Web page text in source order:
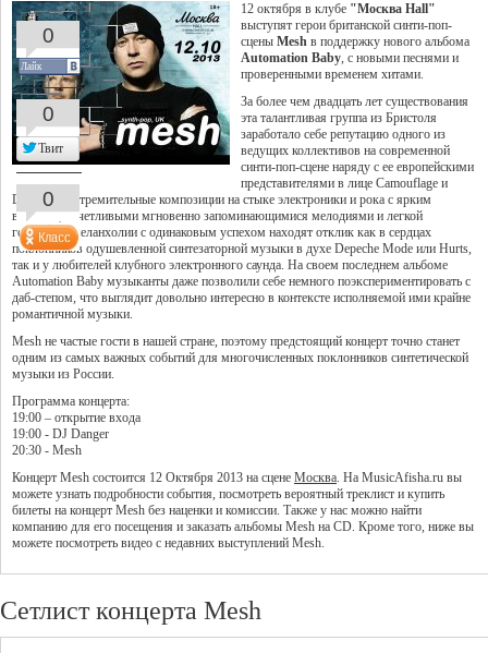
12 октября в клубе "Москва Hall"
выступят герои британской синти-поп-
сцены Mesh в поддержку нового альбома
Automation Baby, с новыми песнями и
проверенными временем хитами.
За более чем двадцать лет существования
эта талантливая группа из Бристоля
заработало себе репутацию одного из
ведущих коллективов на современной
синти-поп-сцене наряду с ее европейскими
представителями в лице Camouflage и
De/Vision. Стремительные композиции на стыке электроники и рока с ярким
вокалом, отчетливыми мгновенно запоминающимися мелодиями и легкой
горчинкой меланхолии с одинаковым успехом находят отклик как в сердцах
поклонников одушевленной синтезаторной музыки в духе Depeche Mode или Hurts,
так и у любителей клубного электронного саунда. На своем последнем альбоме
Automation Baby музыканты даже позволили себе немного поэкспериментировать с
даб-степом, что выглядит довольно интересно в контексте исполняемой ими крайне
романтичной музыки.
Mesh не частые гости в нашей стране, поэтому предстоящий концерт точно станет
одним из самых важных событий для многочисленных поклонников синтетической
музыки из России.
Программа концерта:
19:00 – открытие входа
19:00 - DJ Danger
20:30 - Mesh
Концерт Mesh состоится 12 Октября 2013 на сцене Москва. На MusicAfisha.ru вы
можете узнать подробности события, посмотреть вероятный треклист и купить
билеты на концерт Mesh без наценки и комиссии. Также у нас можно найти
компанию для его посещения и заказать альбомы Mesh на CD. Кроме того, ниже вы
можете посмотреть видео с недавних выступлений Mesh.
Сетлист концерта Mesh
0
Лайк
0
Твит
0